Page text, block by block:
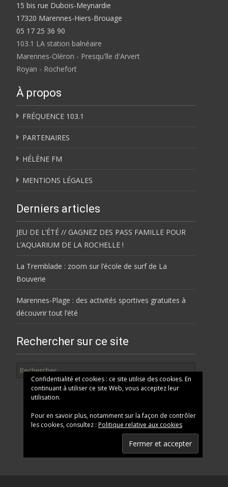
15 bis rue Dubois-Meynardie
17320 Marennes-Hiers-Brouage
05 17 25 36 90
103.1 LA station balnéaire
Marennes-Oléron - Presqu'île d'Arvert
Royan - Rochefort
À propos
FRÉQUENCE 103.1
PARTENAIRES
HÉLÈNE FM
MENTIONS LÉGALES
Derniers articles
JEU DE L’ÉTÉ // GAGNEZ DES PASS FAMILLE POUR
L’AQUARIUM DE LA ROCHELLE !
La Tremblade : zoom sur l’école de surf de La
Bouverie
Marennes-Plage : des activités sportives gratuites à
découvrir tout l’été
Rechercher sur ce site
Confidentialité et cookies : ce site utilise des cookies. En
continuant à utiliser ce site Web, vous acceptez leur
utilisation.
Pour en savoir plus, notamment sur la façon de contrôler
les cookies, consultez : Politique relative aux cookies